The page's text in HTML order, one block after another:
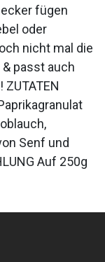
fügen
oder
nicht mal die
passt auch
Senf und
Auf 250g